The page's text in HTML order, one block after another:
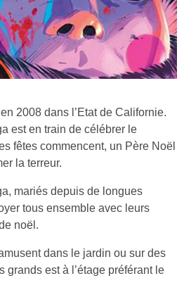
2008 dans l’Etat de Californie.
est en train de célébrer le
fêtes commencent, un Père Noël
la terreur.
mariés depuis de longues
tous ensemble avec leurs
noël.
dans le jardin ou sur des
grands est à l’étage préférant le